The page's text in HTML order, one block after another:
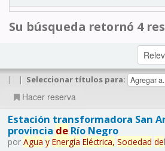
Su búsqueda retornó 4
| | Seleccionar títulos para:
Hacer reserva
Estación transformadora San
provincia deRío Negro
por Agua y Energía Eléctrica, Sociedad del